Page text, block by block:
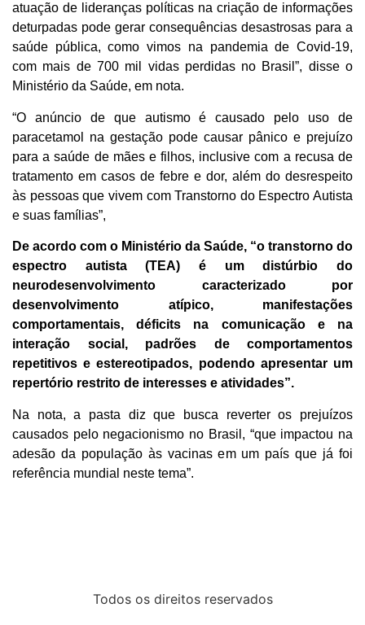
atuação de lideranças políticas na criação de informações
deturpadas pode gerar consequências desastrosas para a
saúde pública, como vimos na pandemia de Covid-19,
com mais de 700 mil vidas perdidas no Brasil”, disse o
Ministério da Saúde, em nota.
“O anúncio de que autismo é causado pelo uso de
paracetamol na gestação pode causar pânico e prejuízo
para a saúde de mães e filhos, inclusive com a recusa de
tratamento em casos de febre e dor, além do desrespeito
às pessoas que vivem com Transtorno do Espectro Autista
e suas famílias”,
De acordo com o Ministério da Saúde, “o transtorno do
espectro autista (TEA) é um distúrbio do
neurodesenvolvimento caracterizado por
desenvolvimento atípico, manifestações
comportamentais, déficits na comunicação e na
interação social, padrões de comportamentos
repetitivos e estereotipados, podendo apresentar um
repertório restrito de interesses e atividades”.
Na nota, a pasta diz que busca reverter os prejuízos
causados pelo negacionismo no Brasil, “que impactou na
adesão da população às vacinas em um país que já foi
referência mundial neste tema”.
Todos os direitos reservados